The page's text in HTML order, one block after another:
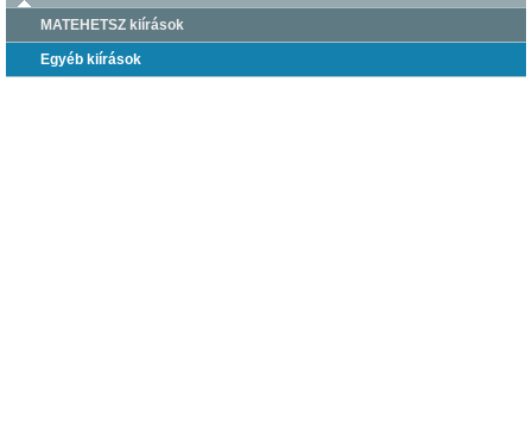
MATEHETSZ kiírások
Egyéb kiírások